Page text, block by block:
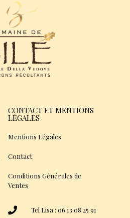
CONTACT ET MENTIONS
LÉGALES
Mentions Légales
Contact
Conditions Générales de
Ventes
Tel Lisa : 06 13 08 25 91